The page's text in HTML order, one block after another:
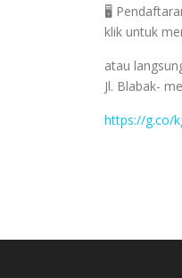
🖥
klik untuk
atau
Jl. Blabak-
https://g.co/